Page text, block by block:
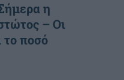
η
– Οι
το ποσό